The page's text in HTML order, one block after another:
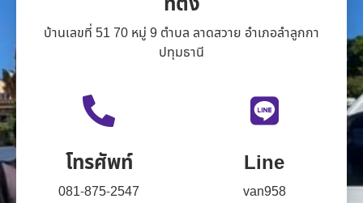
บ้านเลขที่ 51 70 หมู่ 9 ตำบล ลาดสวาย อำเภอลำลูกกา
ปทุมธานี
โทรศัพท์
081-875-2547
Line
van958